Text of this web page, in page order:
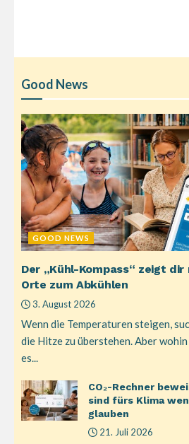
Good News
GOOD NEWS
Der „Kühl-Kompass“ zeigt
Orte zum Abkühlen
3. August 2026
Wenn die Temperaturen steigen,
die Hitze zu überstehen. Aber
es...
CO₂-Rechner
sind fürs Klima
glauben
21. Juli 2026